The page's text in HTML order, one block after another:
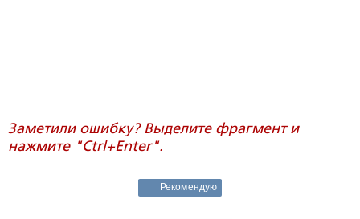
Заметили ошибку? Выделите фрагмент и
нажмите "Ctrl+Enter".
Рекомендую